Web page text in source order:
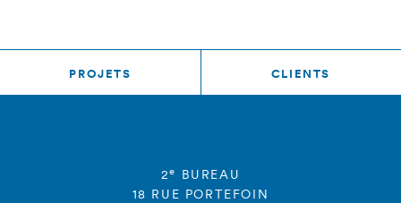
PROJETS CLIENTS
2e
BUREAU
18 RUE PORTEFOIN